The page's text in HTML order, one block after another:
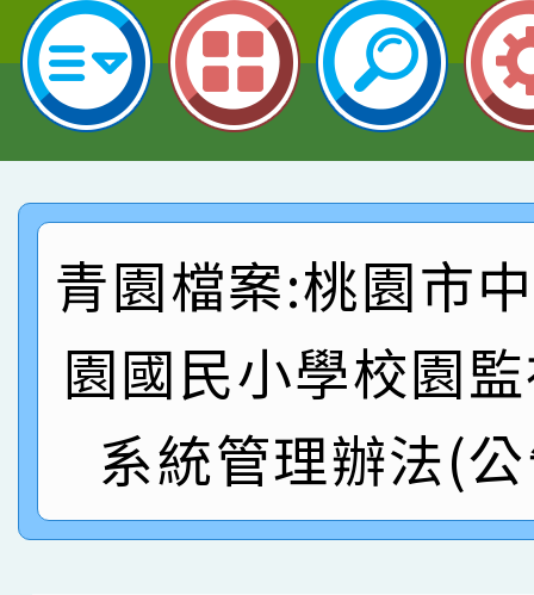
名 指導老師王老師、
園市英語競賽國小朗讀
指導老師林老師
賀！本校參加桃園市中
賽 劉文瑛教師榮獲教
臺灣台語-第二名
賀！本校參與2026世
市賽榮獲科學小創客佳
創客第三名。
賀！本校參加桃園市中
賽 洪綺君教師榮獲社
名
賀！本校阿巴斯O蜜、
倩參加桃園市科展 國
名 指導老師王老師、
賀！本校四年二班張O
園市英語競賽國小朗讀
指導老師林老師
賀！本校參加桃園市中
賽 劉文瑛教師榮獲教
臺灣台語-第二名
賀！本校參與2026世
市賽榮獲科學小創客佳
青園檔案:桃園市
園國民小學校園
系統管理辦法(